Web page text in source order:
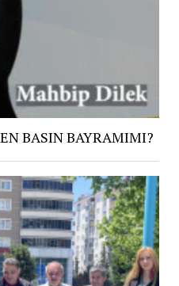
BASIN BAYRAMIMI?